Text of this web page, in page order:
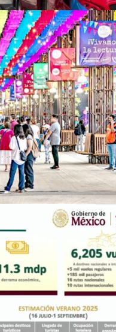
Luces
Del Siglo